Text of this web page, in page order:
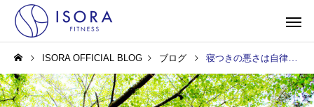
ISORA OFFICIAL BLOG ブログ 寝つきの悪さは自律神経が原因？